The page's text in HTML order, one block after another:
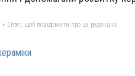
Enter, щоб повідомити про це редакцію